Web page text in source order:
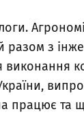
й разом з
виконання
працює та